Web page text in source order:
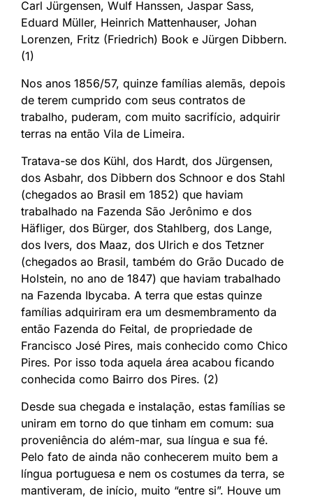
Carl Jürgensen, Wulf Hanssen, Jaspar Sass,
Eduard Müller, Heinrich Mattenhauser, Johan
Lorenzen, Fritz (Friedrich) Book e Jürgen Dibbern.
(1)
Nos anos 1856/57, quinze famílias alemãs, depois
de terem cumprido com seus contratos de
trabalho, puderam, com muito sacrifício, adquirir
terras na então Vila de Limeira.
Tratava-se dos Kühl, dos Hardt, dos Jürgensen,
dos Asbahr, dos Dibbern dos Schnoor e dos Stahl
(chegados ao Brasil em 1852) que haviam
trabalhado na Fazenda São Jerônimo e dos
Häfliger, dos Bürger, dos Stahlberg, dos Lange,
dos Ivers, dos Maaz, dos Ulrich e dos Tetzner
(chegados ao Brasil, também do Grão Ducado de
Holstein, no ano de 1847) que haviam trabalhado
na Fazenda Ibycaba. A terra que estas quinze
famílias adquiriram era um desmembramento da
então Fazenda do Feital, de propriedade de
Francisco José Pires, mais conhecido como Chico
Pires. Por isso toda aquela área acabou ficando
conhecida como Bairro dos Pires. (2)
Desde sua chegada e instalação, estas famílias se
uniram em torno do que tinham em comum: sua
proveniência do além-mar, sua língua e sua fé.
Pelo fato de ainda não conhecerem muito bem a
língua portuguesa e nem os costumes da terra, se
mantiveram, de início, muito “entre si”. Houve um